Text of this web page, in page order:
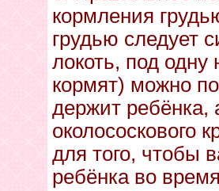
кормления
грудью следует
локоть, под одну
кормят) можно
держит ребёнка,
околососкового
для того, чтобы
ребёнка во